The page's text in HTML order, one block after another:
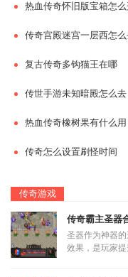
热血传奇怀旧版宝箱怎
传奇宫殿迷宫一层西怎
复古传奇多钩猫王在哪
传世手游未知暗殿怎么去
热血传奇橡树果有什么用
传奇怎么设置刷怪时间
传奇游戏
传奇霸主圣器
圣器作为神器
效果，是玩家